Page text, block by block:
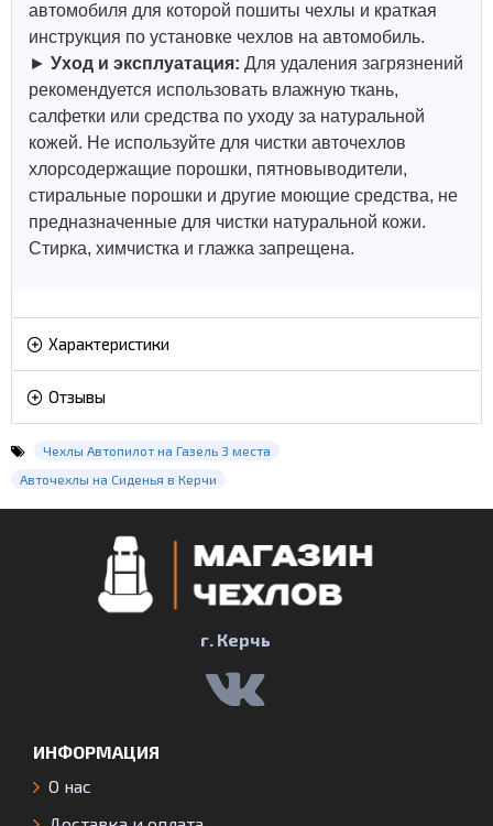
автомобиля для которой пошиты чехлы и краткая
инструкция по установке чехлов на автомобиль.
► Уход и эксплуатация: Для удаления загрязнений
рекомендуется использовать влажную ткань,
салфетки или средства по уходу за натуральной
кожей. Не используйте для чистки авточехлов
хлорсодержащие порошки, пятновыводители,
стиральные порошки и другие моющие средства, не
предназначенные для чистки натуральной кожи.
Стирка, химчистка и глажка запрещена.
Характеристики
Отзывы
Чехлы Автопилот на Газель 3 места
Авточехлы на Сиденья в Керчи
г. Керчь
ИНФОРМАЦИЯ
О нас